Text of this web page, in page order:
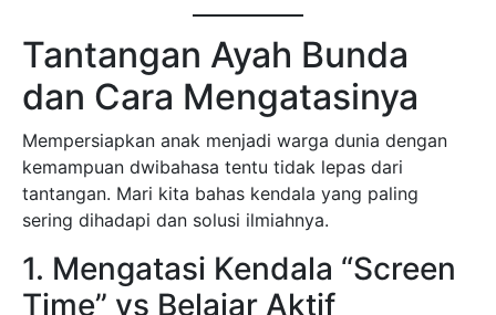
Tantangan Ayah Bunda
dan Cara Mengatasinya
Mempersiapkan anak menjadi warga dunia dengan
kemampuan dwibahasa tentu tidak lepas dari
tantangan. Mari kita bahas kendala yang paling
sering dihadapi dan solusi ilmiahnya.
1. Mengatasi Kendala “Screen
Time” vs Belajar Aktif